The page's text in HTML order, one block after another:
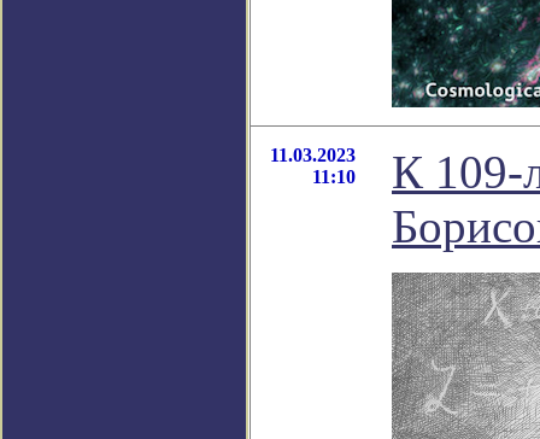
11.03.2023
11:10
К 109-